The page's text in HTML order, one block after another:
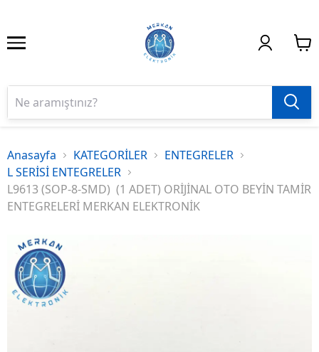
Anasayfa KATEGORİLER
ENTEGRELER
L SERİSİ ENTEGRELER
L9613 (SOP-8-SMD) (1 ADET) ORİJİNAL OTO BEYİN TAMİR
ENTEGRELERİ MERKAN ELEKTRONİK